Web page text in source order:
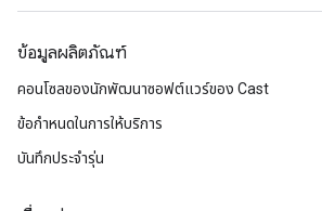
ข้อมูลผลิตภัณฑ์
คอนโซลของนักพัฒนาซอฟต์แวร์ของ Cast
ข้อกำหนดในการให้บริการ
บันทึกประจำรุ่น